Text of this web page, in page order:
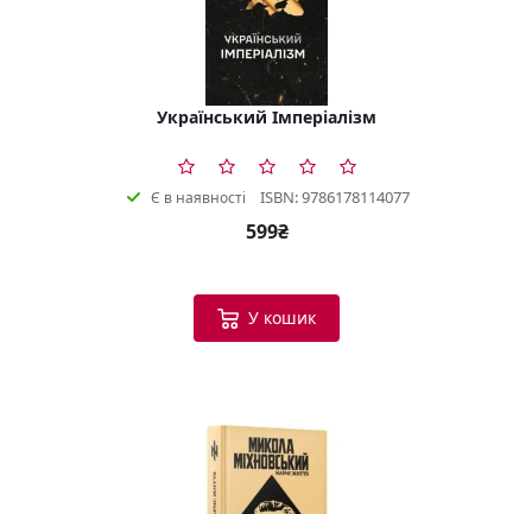
Український Імперіалізм
Є в наявності ISBN: 9786178114077
599₴
У кошик